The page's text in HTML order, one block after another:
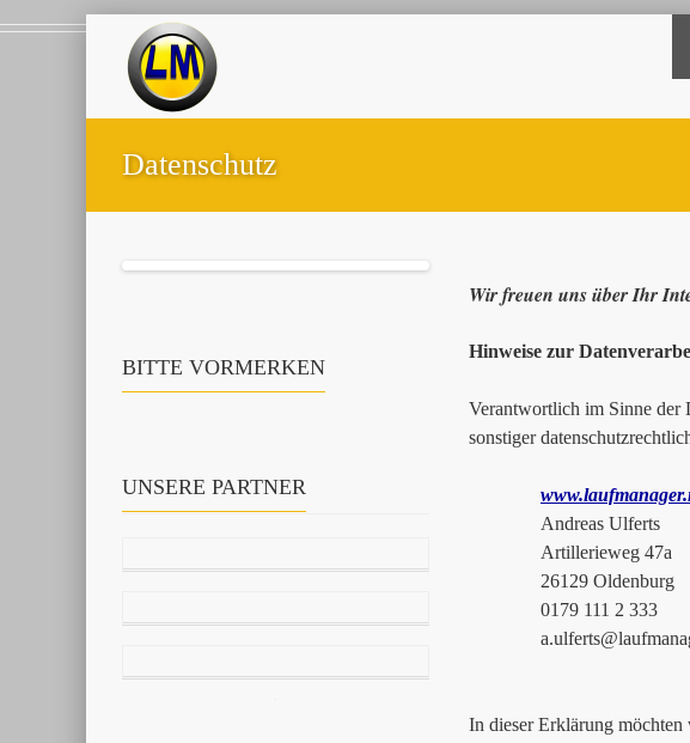
Datenschutz
BITTE VORMERKEN
UNSERE PARTNER
Wir freuen uns über Ihr
Hinweise zur
Verantwortlich im Sinne der
sonstiger
Andreas Ulferts
Artillerieweg 47a
26129 Oldenburg
0179 111 2 333
In dieser Erklärung